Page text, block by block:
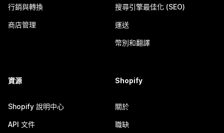
行銷與轉換
商店管理
搜尋引擎最佳化 (SEO)
運送
幣別和翻譯
資源
Shopify 說明中心
API 文件
Shopify
關於
職缺